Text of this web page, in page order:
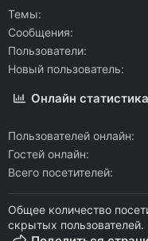
Темы
Сообщения
Пользователи
Новый пользователь
Онлайн статистика
Пользователей онлайн
Гостей онлайн
Всего посетителей
Общее количество
скрытых пользователей.